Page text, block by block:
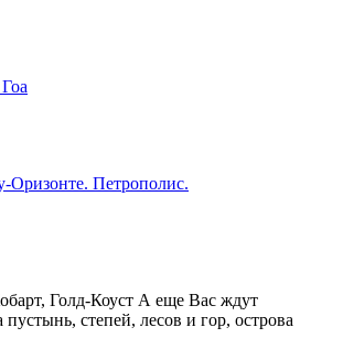
Оризонте. Петрополис.
Голд-Коуст А еще Вас ждут
степей, лесов и гор, острова